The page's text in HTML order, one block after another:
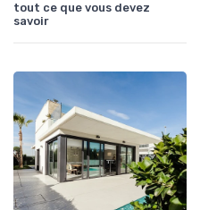
tout ce que vous devez
savoir